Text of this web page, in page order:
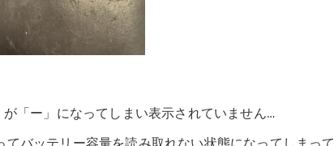
「ー」になってしまい表示されていません…